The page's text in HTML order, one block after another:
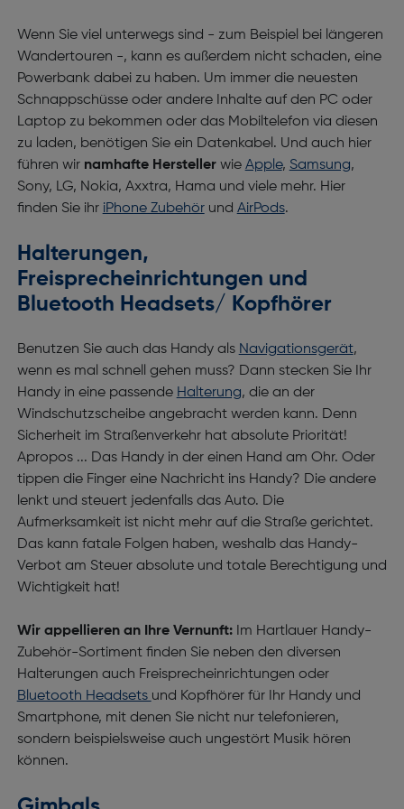
Wenn Sie viel unterwegs sind - zum Beispiel bei längeren
Wandertouren -, kann es außerdem nicht schaden, eine
Powerbank dabei zu haben. Um immer die neuesten
Schnappschüsse oder andere Inhalte auf den PC oder
Laptop zu bekommen oder das Mobiltelefon via diesen
zu laden, benötigen Sie ein Datenkabel. Und auch hier
führen wir namhafte Herstellerwie Apple, Samsung,
Sony, LG, Nokia, Axxtra, Hama und viele mehr. Hier
finden Sie ihr iPhone Zubehörund AirPods.
Halterungen,
Freisprecheinrichtungen und
Bluetooth Headsets/ Kopfhörer
Benutzen Sie auch das Handy als Navigationsgerät,
wenn es mal schnell gehen muss? Dann stecken Sie Ihr
Handy in eine passende Halterung, die an der
Windschutzscheibe angebracht werden kann. Denn
Sicherheit im Straßenverkehr hat absolute Priorität!
Apropos ... Das Handy in der einen Hand am Ohr. Oder
tippen die Finger eine Nachricht ins Handy? Die andere
lenkt und steuert jedenfalls das Auto. Die
Aufmerksamkeit ist nicht mehr auf die Straße gerichtet.
Das kann fatale Folgen haben, weshalb das Handy-
Verbot am Steuer absolute und totale Berechtigung und
Wichtigkeit hat!
Wir appellieren an Ihre Vernunft:Im Hartlauer Handy-
Zubehör-Sortiment finden Sie neben den diversen
Halterungen auch Freisprecheinrichtungen oder
Bluetooth Headsets und Kopfhörer für Ihr Handy und
Smartphone, mit denen Sie nicht nur telefonieren,
sondern beispielsweise auch ungestört Musik hören
können.